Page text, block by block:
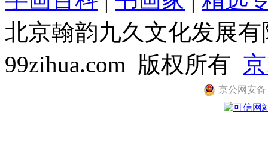
北京翰韵九久文化发展
99zihua.com 版权所有
京公网安备